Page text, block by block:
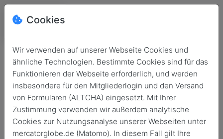
Cookies
Wir verwenden auf unserer Webseite Cookies und
ähnliche Technologien. Bestimmte Cookies sind für das
Funktionieren der Webseite erforderlich, und werden
insbesondere für den Mitgliederlogin und den Versand
von Formularen (ALTCHA) eingesetzt. Mit Ihrer
Zustimmung verwenden wir außerdem analytische
Cookies zur Nutzungsanalyse unserer Webseiten unter
mercatorglobe.de (Matomo). In diesem Fall gilt Ihre